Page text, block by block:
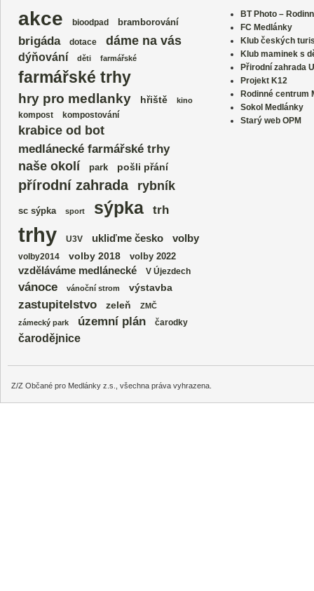
akce bioodpad bramborování
brigáda dotace dáme na vás
dýňování děti farmářské
farmářské trhy
hry pro medlanky hřiště kino
kompost kompostování
krabice od bot
medlánecké farmářské trhy
naše okolí
park pošli přání
přírodní zahrada rybník
sc sýpka sport sýpka trh
trhy U3V ukliďme česko volby
volby2014 volby 2018 volby 2022
vzděláváme medlánecké V Újezdech
vánoce vánoční strom výstavba
zastupitelstvo zeleň
ZMČ
zámecký park
územní plán čarodky
čarodějnice
BT Photo –
FC Medlánky
Klub českých
Klub maminek s
Přirodní zahrada
Projekt K12
Rodinné centrum
Sokol Medlánky
Starý web OPM
Z/Z Občané pro Medlánky z.s., všechna práva vyhrazena.